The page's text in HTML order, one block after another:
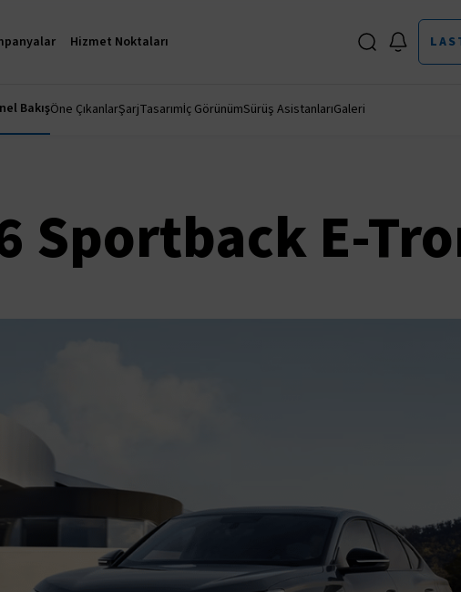
Hizmet Noktaları
BakışÖne ÇıkanlarŞarjTasarımİç GörünümSürüş AsistanlarıGaleri
Sportback E-